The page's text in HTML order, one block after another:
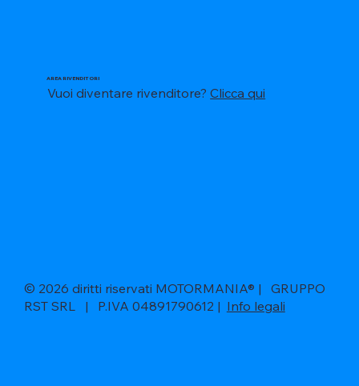
AREA RIVENDITORI
Vuoi diventare rivenditore?Clicca qui
© 2026 diritti riservati MOTORMANIA® | GRUPPO
RST SRL | P.IVA 04891790612 | Info legali